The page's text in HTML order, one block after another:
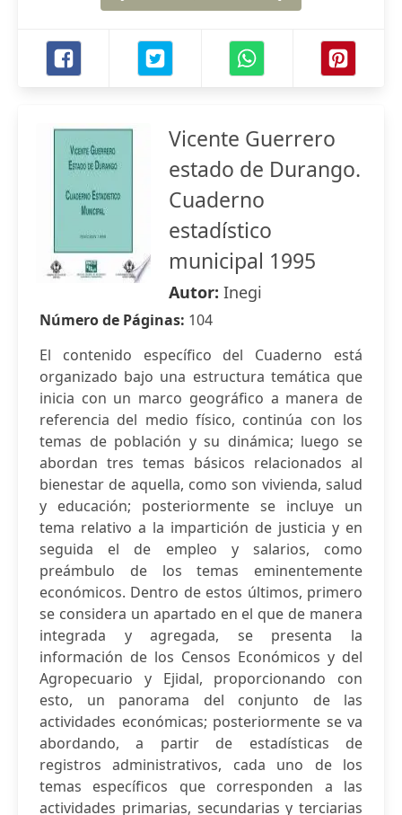
Vicente Guerrero
estado de Durango.
Cuaderno
estadístico
municipal 1995
Autor: Inegi
Número de Páginas: 104
El contenido específico del Cuaderno está
organizado bajo una estructura temática que
inicia con un marco geográfico a manera de
referencia del medio físico, continúa con los
temas de población y su dinámica; luego se
abordan tres temas básicos relacionados al
bienestar de aquella, como son vivienda, salud
y educación; posteriormente se incluye un
tema relativo a la impartición de justicia y en
seguida el de empleo y salarios, como
preámbulo de los temas eminentemente
económicos. Dentro de estos últimos, primero
se considera un apartado en el que de manera
integrada y agregada, se presenta la
información de los Censos Económicos y del
Agropecuario y Ejidal, proporcionando con
esto, un panorama del conjunto de las
actividades económicas; posteriormente se va
abordando, a partir de estadísticas de
registros administrativos, cada uno de los
temas específicos que corresponden a las
actividades primarias, secundarias y terciarias